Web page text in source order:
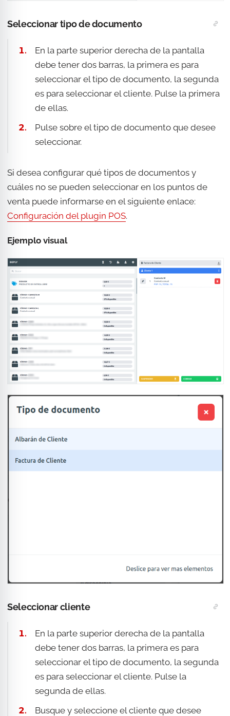
Seleccionar tipo de documento
En la parte superior derecha de la pantalla
debe tener dos barras, la primera es para
seleccionar el tipo de documento, la segunda
es para seleccionar el cliente. Pulse la primera
de ellas.
Pulse sobre el tipo de documento que desee
seleccionar.
Si desea configurar qué tipos de documentos y
cuáles no se pueden seleccionar en los puntos de
venta puede informarse en el siguiente enlace:
Configuración del plugin POS.
Ejemplo visual
Seleccionar cliente
En la parte superior derecha de la pantalla
debe tener dos barras, la primera es para
seleccionar el tipo de documento, la segunda
es para seleccionar el cliente. Pulse la
segunda de ellas.
Busque y seleccione el cliente que desee